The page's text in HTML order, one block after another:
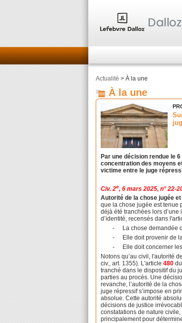
Actualité > À la une
À la une
Par une décision rendue le
concentration des moyens
victime entre le juge
Civ. 2e, 6 mars 2025, n° 22-
Autorité de la chose jugée
que la chose jugée est tenue
déjà été tranchées lors
d’identité, recensés dans
-
La chose demandée
-
Elle doit provenir de
-
Elle doit concerner
Notons qu’au civil, l'autorité
civ., art. 1355). L'article480
tranché dans le dispositif du
parties au procès. Une
revanche, l’autorité de la
juge répressif s’impose en
absolue. Cette autorité
décisions de justice
constatations de nature
principalement pour